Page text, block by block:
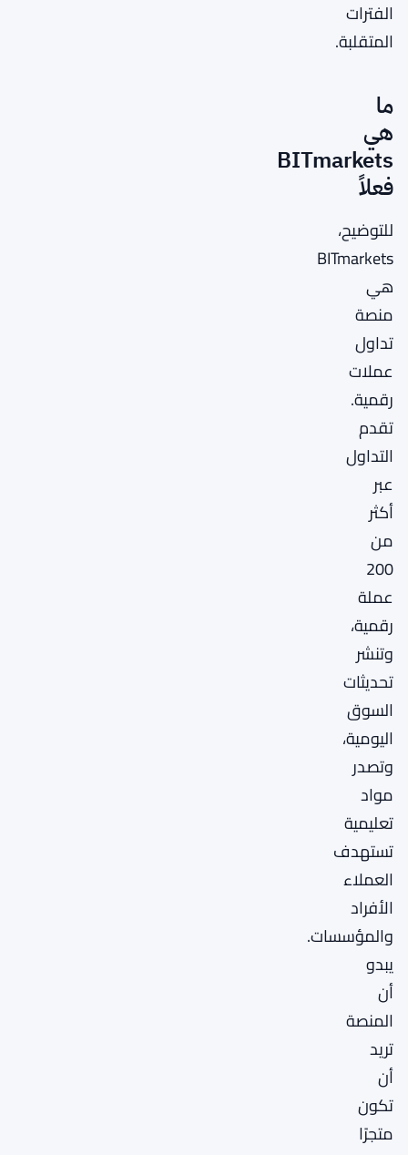
الفترات
المتقلبة.
ما
هي
BITmarkets
فعلاً
للتوضيح،
BITmarkets
هي
منصة
تداول
عملات
رقمية.
تقدم
التداول
عبر
أكثر
من
200
عملة
رقمية،
وتنشر
تحديثات
السوق
اليومية،
وتصدر
مواد
تعليمية
تستهدف
العملاء
الأفراد
والمؤسسات.
يبدو
أن
المنصة
تريد
أن
تكون
متجرًا